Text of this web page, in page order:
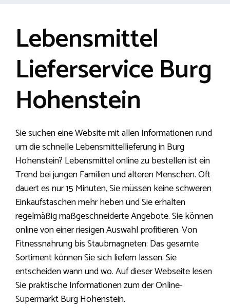
Lebensmittel
Lieferservice Burg
Hohenstein
Sie suchen eine Website mit allen Informationen rund
um die schnelle Lebensmittellieferung in Burg
Hohenstein? Lebensmittel online zu bestellen ist ein
Trend bei jungen Familien und älteren Menschen. Oft
dauert es nur 15 Minuten, Sie müssen keine schweren
Einkaufstaschen mehr heben und Sie erhalten
regelmäßig maßgeschneiderte Angebote. Sie können
online von einer riesigen Auswahl profitieren. Von
Fitnessnahrung bis Staubmagneten: Das gesamte
Sortiment können Sie sich liefern lassen. Sie
entscheiden wann und wo. Auf dieser Webseite lesen
Sie praktische Informationen zum der Online-
Supermarkt Burg Hohenstein.